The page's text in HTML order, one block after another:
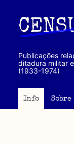
principalPublicações
ditadura militar
(1933-1974)
Info Sobre